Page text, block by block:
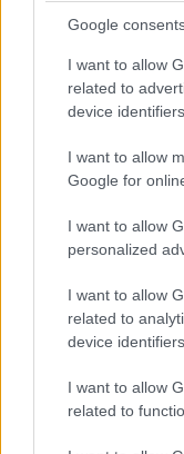
Google
I want to allow
related to
device
I want to allow
Google for
I want to allow
personalized
I want to allow
related to
device
I want to allow
related to
Tűzmegelőzési
óvodások és
Százharminc
2018.02.05